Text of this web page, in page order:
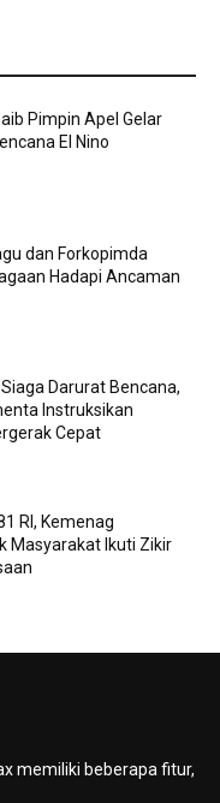
Pimpin Apel Gelar
El Nino
dan Forkopimda
Hadapi Ancaman
Darurat Bencana,
Instruksikan
Cepat
RI, Kemenag
Masyarakat Ikuti Zikir
memiliki beberapa fitur,